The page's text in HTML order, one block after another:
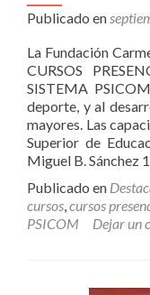
Publicado en
La Fundación
CURSOS
SISTEMA
deporte, y al
mayores. Las
Superior de
Miguel B. Sánchez
Publicado en
cursos cursos
PSICOM
Dejar un